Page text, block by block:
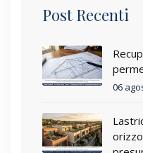
Post Recenti
06